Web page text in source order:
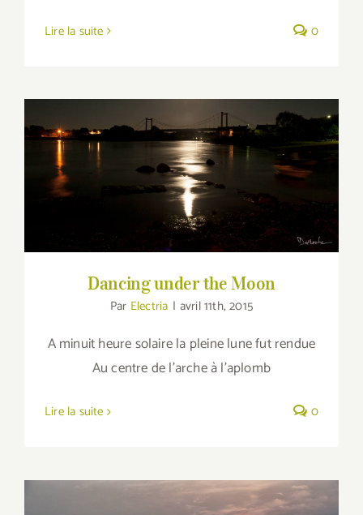
Lire la suite 0
Dancing under the Moon
Dancing under the Moon
Par Electria | avril 11th, 2015
A minuit heure solaire la pleine lune fut rendue
Au centre de l'arche à l’aplomb
Lire la suite 0